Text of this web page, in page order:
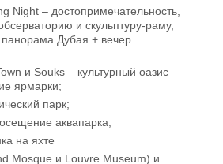
Night – достопримечательность,
и скульптуру-раму,
Дубая + вечер
и Souks – культурный оазис
ярмарки;
парк;
аквапарка;
на яхте
Mosque и Louvre Museum) и